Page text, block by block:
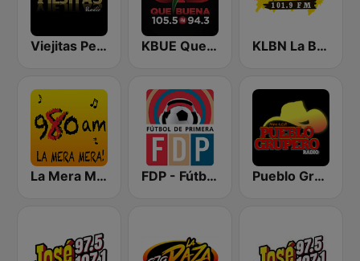
Viejitas Pero Bonitas Radio KBUE Que Buena 105.5 / 94.3 FM (US Only) KLBN La Buena 101.9 FM
La Mera Mera 980 AM FDP - Fútbol de Primera Pueblo Grupero Radio